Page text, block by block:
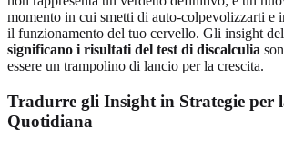
momento in cui smetti di auto-colpevolizzarti e
il funzionamento del tuo cervello. Gli insight
significano i risultati del test di discalculia
essere un trampolino di lancio per la crescita.
Tradurre gli Insight in Strategie per
Quotidiana